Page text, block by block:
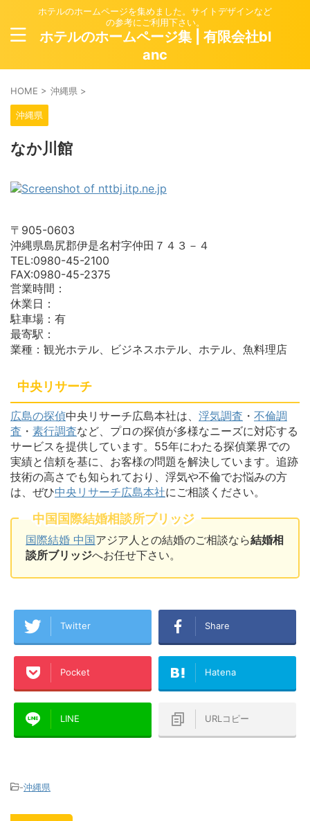
ホテルのホームページを集めました。サイトデザインなど
の参考にご利用下さい。
ホテルのホームページ集 | 有限会社bl
anc
HOME > 沖縄県 >
沖縄県
なか川館
〒905-0603
沖縄県島尻郡伊是名村字仲田７４３－４
TEL:0980-45-2100
FAX:0980-45-2375
営業時間：
休業日：
駐車場：有
最寄駅：
業種：観光ホテル、ビジネスホテル、ホテル、魚料理店
中央リサーチ
広島の探偵中央リサーチ広島本社は、 浮気調査 ・ 不倫調
査 ・ 素行調査など、プロの探偵が多様なニーズに対応する
サービスを提供しています。55年にわたる探偵業界での
実績と信頼を基に、お客様の問題を解決しています。追跡
技術の高さでも知られており、浮気や不倫でお悩みの方
は、ぜひ中央リサーチ広島本社にご相談ください。
中国国際結婚相談所ブリッジ
国際結婚 中国アジア人との結婚のご相談なら結婚相
談所ブリッジへお任せ下さい。
Twitter Share
Pocket Hatena
LINE URLコピー
-沖縄県